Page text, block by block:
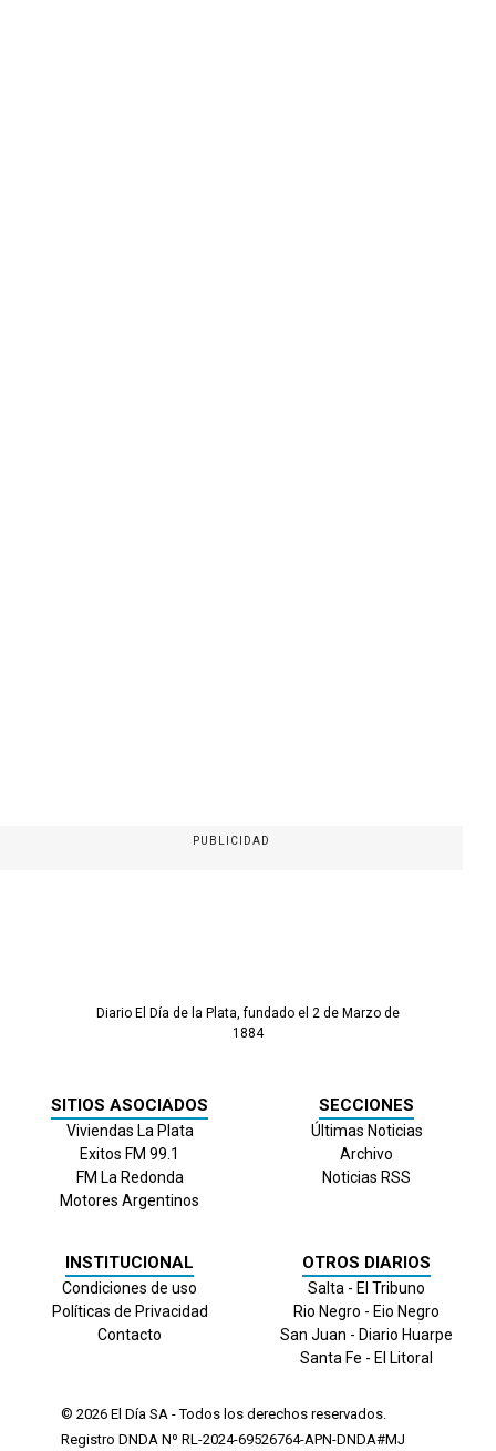
PUBLICIDAD
Diario El Día de la Plata, fundado el 2 de Marzo de
1884
SITIOS ASOCIADOS
Viviendas La Plata
Exitos FM 99.1
FM La Redonda
Motores Argentinos
SECCIONES
Últimas Noticias
Archivo
Noticias RSS
INSTITUCIONAL
Condiciones de uso
Políticas de Privacidad
Contacto
OTROS DIARIOS
Salta - El Tribuno
Rio Negro - Eio Negro
San Juan - Diario Huarpe
Santa Fe - El Litoral
© 2026 El Día SA - Todos los derechos reservados.
Registro DNDA Nº RL-2024-69526764-APN-DNDA#MJ